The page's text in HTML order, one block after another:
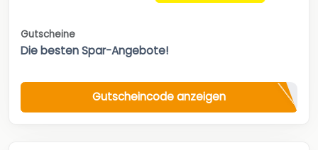
Gutscheine
Die besten Spar-Angebote!
Gutscheincode anzeigen